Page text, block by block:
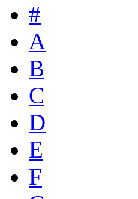
#
A
B
C
D
E
F